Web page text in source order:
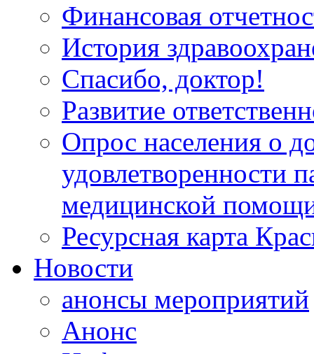
Финансовая
История
Спасибо, доктор!
Развитие
Опрос населения о
удовлетворенности
медицинской
Ресурсная карта
Новости
анонсы мероприятий
Анонс